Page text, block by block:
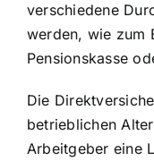
verschiedene
werden, wie zum
Pensionskasse
Die
betrieblichen
Arbeitgeber eine